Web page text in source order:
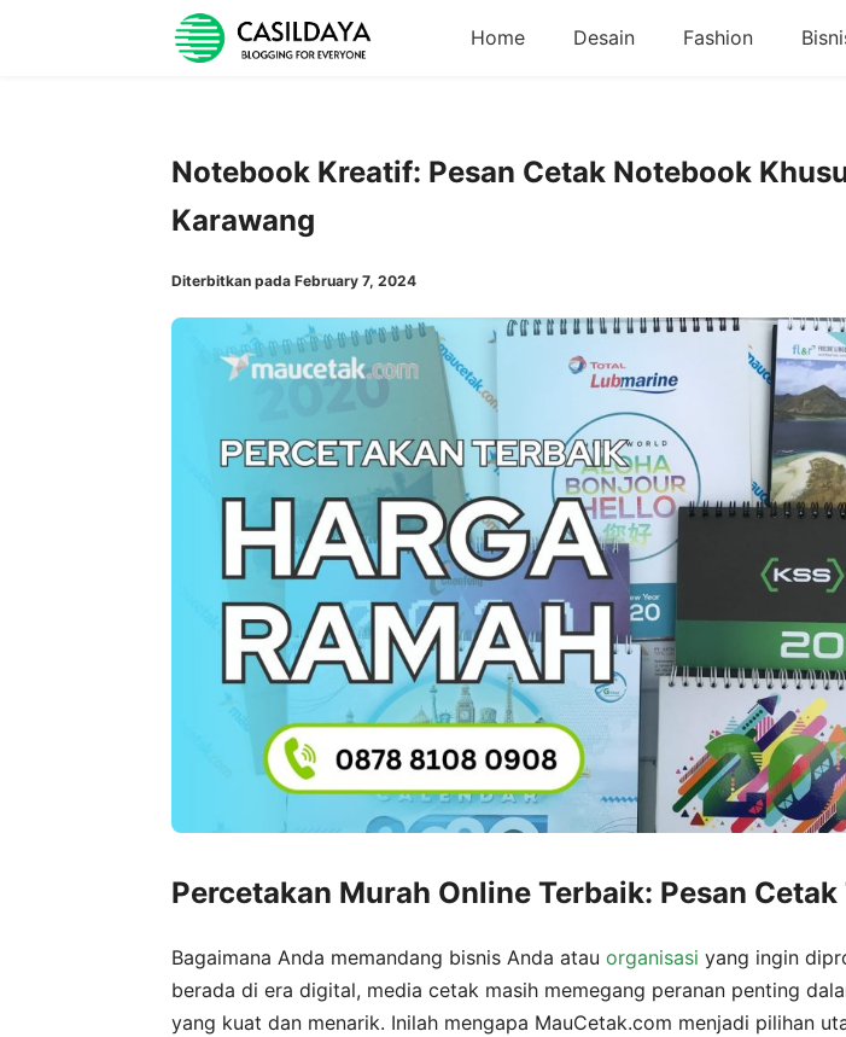
Home Desain Fashion
Notebook Kreatif: Pesan Cetak Notebook
Karawang
Diterbitkan pada February 7, 2024
Percetakan Murah Online Terbaik: Pesan Cetak
Bagaimana Anda memandang bisnis Anda atau organisasi yang ingin
berada di era digital, media cetak masih memegang peranan penting
yang kuat dan menarik. Inilah mengapa MauCetak.com menjadi pilihan